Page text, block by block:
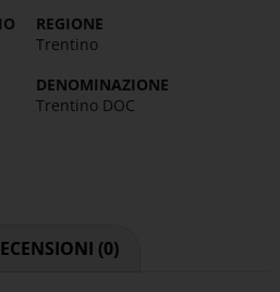
REGIONE
Trentino
DENOMINAZIONE
Trentino DOC
(0)